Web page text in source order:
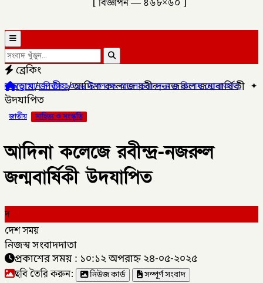
ব্রেকিং
২০২৬ উপলক্ষে আলোচনা সভা ও বিশেষ মোনাজাত,✦গলাচিপায় ১০
হোম/জাতীয়/আদিনা কলেজে রবীন্দ্র-নজরুল জন্মবার্ষিকী
উদযাপিত
জাতীয় সাহিত্য ও সংস্কৃতি
আদিনা কলেজে রবীন্দ্র-নজরুল
জন্মবার্ষিকী উদযাপিত
দ
দেশ সময়
নিজস্ব সংবাদদাতা
প্রকাশের সময় : ১০:১২ অপরাহ্ন ২৪-০৫-২০২৫
ছবি তৈরি করুন: নিউজ কার্ড
সম্পূর্ণ সংবাদ